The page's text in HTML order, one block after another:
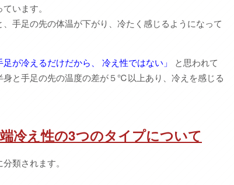
います。
手足の先の体温が下がり、冷たく感じるようになって
足が冷えるだけだから、 冷え性ではない」
と思われて
と手足の先の温度の差が５℃以上あり、冷えを感じる
冷え性の3つのタイプについて
類されます。